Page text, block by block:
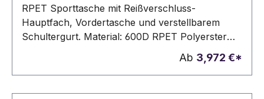
RPET Sporttasche mit Reißverschluss-
Hauptfach, Vordertasche und verstellbarem
Schultergurt. Material: 600D RPET Polyerster
Ab 3,972 €*